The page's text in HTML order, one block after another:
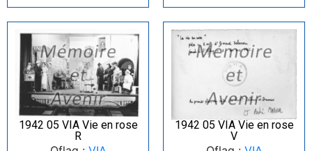
1942 05 VIA Vie en rose
R
1942 05 VIA Vie en rose
V